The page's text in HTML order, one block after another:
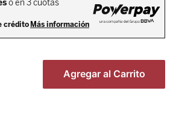
Agregar al Carrito